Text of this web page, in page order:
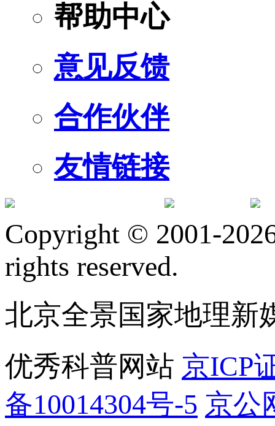
帮助中心
意见反馈
合作伙伴
友情链接
Copyright © 2001-
rights reserved.
北京全景国家地理新
优秀科普网站 京ICP
备10014304号-5 京公